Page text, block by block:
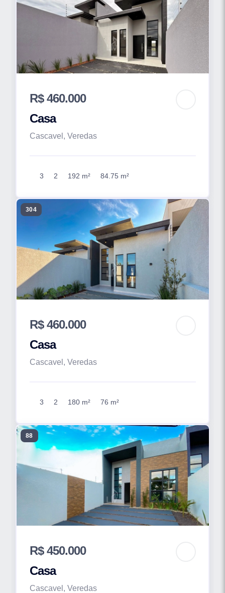
R$ 460.000
Casa
Cascavel, Veredas
3 2 192 m² 84.75 m²
304
R$ 460.000
Casa
Cascavel, Veredas
3 2 180 m² 76 m²
88
R$ 450.000
Casa
Cascavel, Veredas